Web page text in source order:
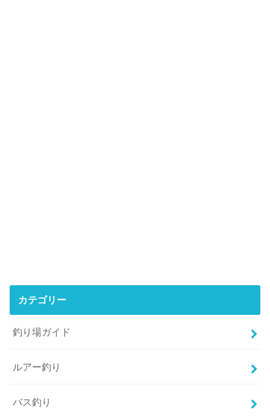
カテゴリー
釣り場ガイド
ルアー釣り
バス釣り